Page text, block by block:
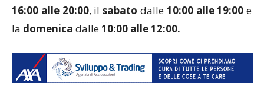
16:00 alle 20:00, ilsabato dalle 10:00 alle 19:00e
la domenica dalle10:00 alle 12:00.